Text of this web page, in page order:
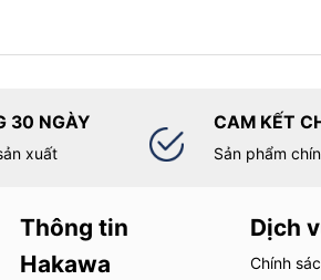
30 NGÀY
xuất
CAM KẾT
Sản phẩm
Thông tin
Hakawa
Dịch
Chính